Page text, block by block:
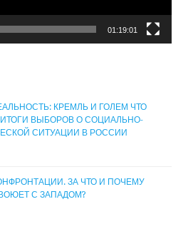
01:19:01
КРЕМЛЬ И ГОЛЕМ ЧТО
ИТОГИ ВЫБОРОВ О СОЦИАЛЬНО-
СИТУАЦИИ В РОССИИ
ЗА ЧТО И ПОЧЕМУ
С ЗАПАДОМ?